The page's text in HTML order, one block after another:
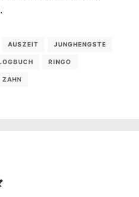
AUSZEIT JUNGHENGSTE
RINGO
ZAHN